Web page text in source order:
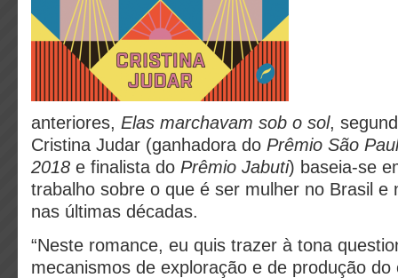
anteriores, Elas marchavam sob o sol,
Cristina Judar (ganhadora do Prêmio São
2018 e finalista do Prêmio Jabuti) baseia-se
trabalho sobre o que é ser mulher no Brasil e
nas últimas décadas.
“Neste romance, eu quis trazer à tona
mecanismos de exploração e de produção